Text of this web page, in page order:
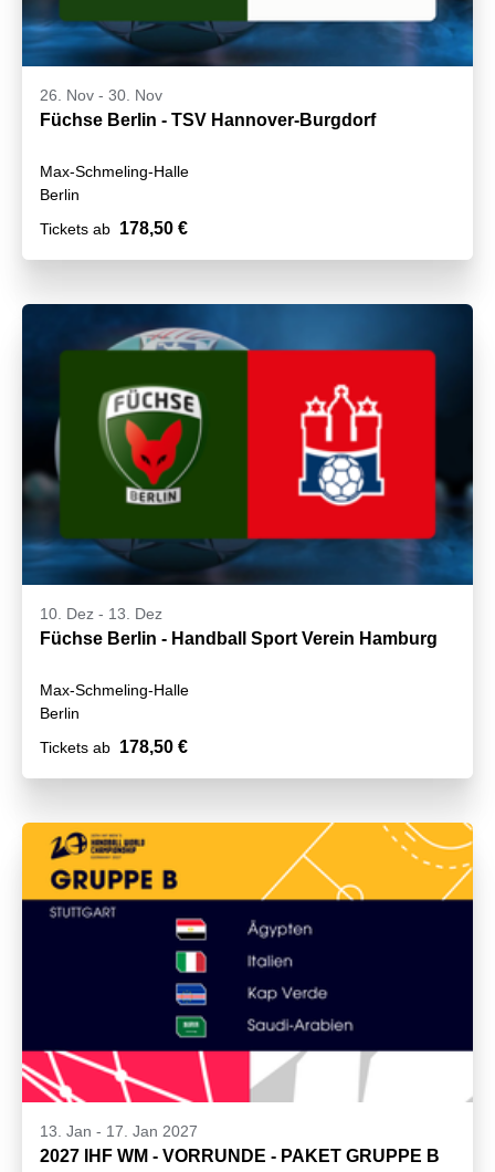
26. Nov - 30. Nov
Füchse Berlin - TSV Hannover-Burgdorf
Max-Schmeling-Halle
Berlin
Tickets ab 178,50 €
10. Dez - 13. Dez
Füchse Berlin - Handball Sport Verein Hamburg
Max-Schmeling-Halle
Berlin
Tickets ab 178,50 €
13. Jan - 17. Jan 2027
2027 IHF WM - VORRUNDE - PAKET GRUPPE B